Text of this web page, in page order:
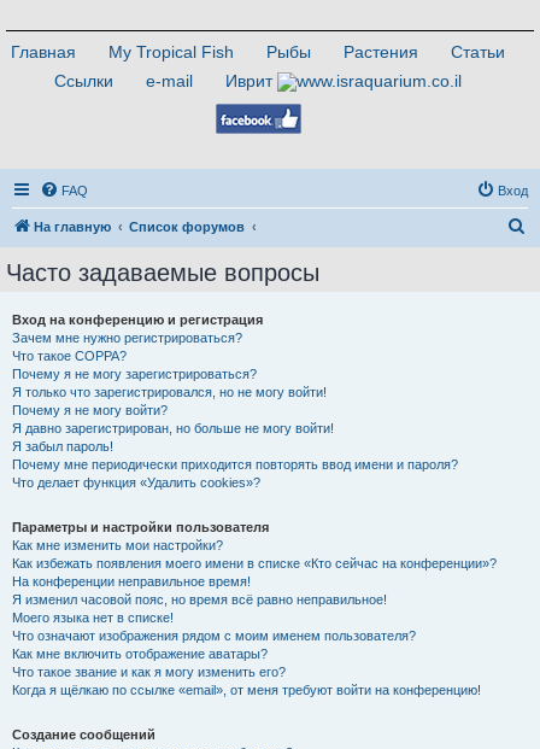
Главная My Tropical Fish Рыбы Растения
Статьи
Ссылки
e-mail Иврит
FAQ Вход
На главную Список форумов
Часто задаваемые вопросы
Вход на конференцию и регистрация
Зачем мне нужно регистрироваться?
Что такое COPPA?
Почему я не могу зарегистрироваться?
Я только что зарегистрировался, но не могу войти!
Почему я не могу войти?
Я давно зарегистрирован, но больше не могу войти!
Я забыл пароль!
Почему мне периодически приходится повторять ввод имени и пароля?
Что делает функция «Удалить cookies»?
Параметры и настройки пользователя
Как мне изменить мои настройки?
Как избежать появления моего имени в списке «Кто сейчас на конференции»?
На конференции неправильное время!
Я изменил часовой пояс, но время всё равно неправильное!
Моего языка нет в списке!
Что означают изображения рядом с моим именем пользователя?
Как мне включить отображение аватары?
Что такое звание и как я могу изменить его?
Когда я щёлкаю по ссылке «email», от меня требуют войти на конференцию!
Создание сообщений